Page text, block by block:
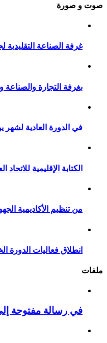
صوت و صورة
غرفة الصناعة
بغرفة التجارة
في الدورة العادية
الكتابة الإقليمية
من تنظيم الأكاديمية
انطلاق فعاليات الدورة
ملفات
في رسالة مفتوحة إلى